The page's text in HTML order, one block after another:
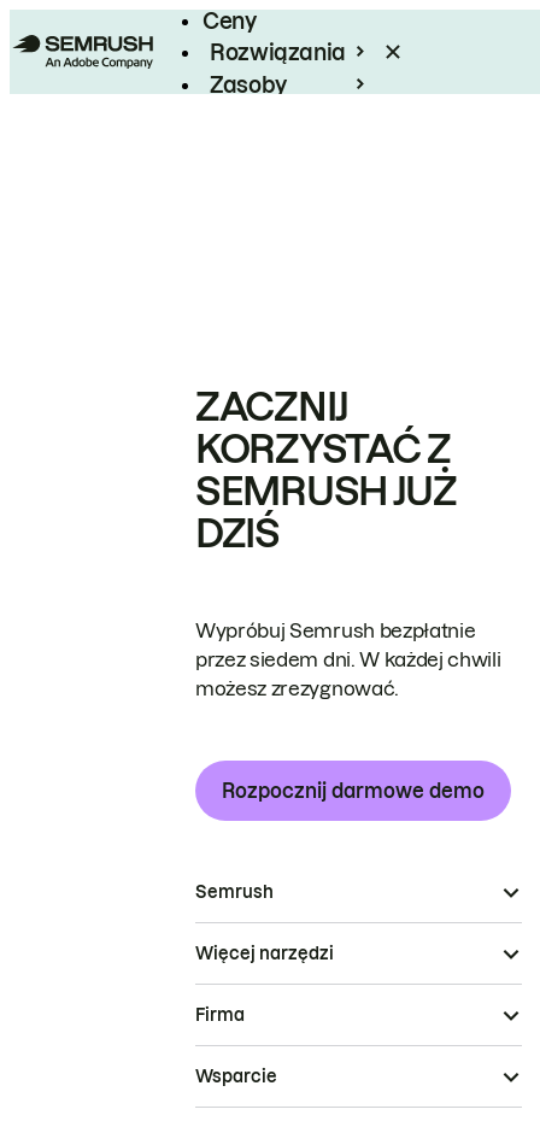
Ceny
Rozwiązania
Zasoby
ZACZNIJ
KORZYSTAĆ Z
SEMRUSH JUŻ
DZIŚ
Wypróbuj Semrush bezpłatnie
przez siedem dni. W każdej chwili
możesz zrezygnować.
Rozpocznij darmowe demo
Semrush
Więcej narzędzi
Firma
Wsparcie